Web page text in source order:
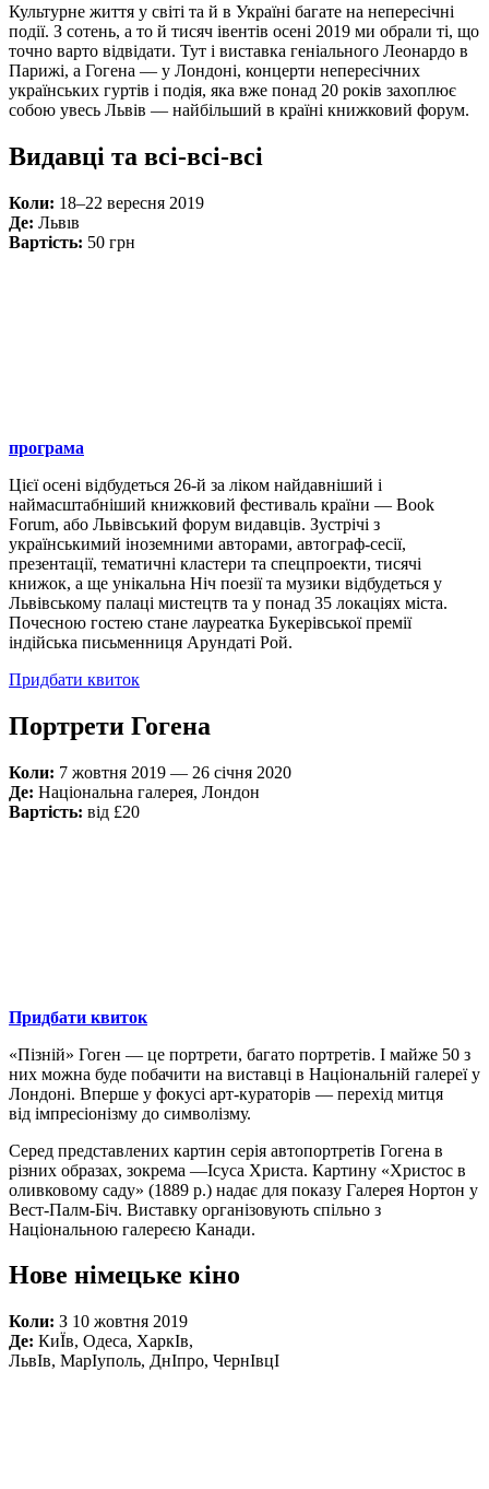
Культурне життя у світі та й в Україні багате на непересічні
події. З сотень, а то й тисяч івентів осені 2019 ми обрали ті, що
точно варто відвідати. Тут і виставка геніального Леонардо в
Парижі, а Гогена — у Лондоні, концерти непересічних
українських гуртів і подія, яка вже понад 20 років захоплює
собою увесь Львів — найбільший в країні книжковий форум.
Видавці та всі-всі-всі
Коли: 18–22 вересня 2019
Де: Львıв
Вартість: 50 грн
програма
Цієї осені відбудеться 26-й за ліком найдавніший і
наймасштабніший книжковий фестиваль країни — Book
Forum, або Львівський форум видавців. Зустрічі з
українськимий іноземними авторами, автограф-сесії,
презентації, тематичні кластери та спецпроекти, тисячі
книжок, а ще унікальна Ніч поезії та музики відбудеться у
Львівському палаці мистецтв та у понад 35 локаціях міста.
Почесною гостею стане лауреатка Букерівської премії
індійська письменниця Арундаті Рой.
Придбати квиток
Портрети Гогена
Коли: 7 жовтня 2019 — 26 січня 2020
Де: Національна галерея, Лондон
Вартість: від £20
Придбати квиток
«Пізній» Гоген — це портрети, багато портретів. І майже 50 з
них можна буде побачити на виставці в Національній галереї у
Лондоні. Вперше у фокусі арт-кураторів — перехід митця
від імпресіонізму до символізму.
Серед представлених картин серія автопортретів Гогена в
різних образах, зокрема —Ісуса Христа. Картину «Христос в
оливковому саду» (1889 р.) надає для показу Галерея Нортон у
Вест-Палм-Біч. Виставку організовують спільно з
Національною галереєю Канади.
Нове німецьке кіно
Коли: З 10 жовтня 2019
Де: КиÏв, Одеса, ХаркIв,
ЛьвIв, МарIуполь, ДнIпро, ЧернIвцI